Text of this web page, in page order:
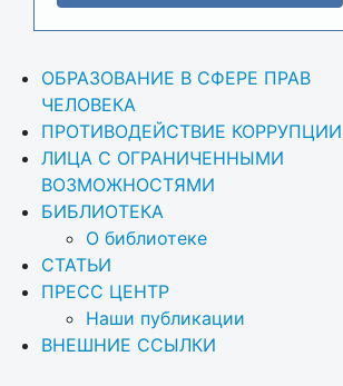
ОБРАЗОВАНИЕ В СФЕРЕ ПРАВ
ЧЕЛОВЕКА
ПРОТИВОДЕЙСТВИЕ КОРРУПЦИИ
ЛИЦА С ОГРАНИЧЕННЫМИ
ВОЗМОЖНОСТЯМИ
БИБЛИОТЕКА
О библиотеке
СТАТЬИ
ПРЕСС ЦЕНТР
Наши публикации
ВНЕШНИЕ ССЫЛКИ